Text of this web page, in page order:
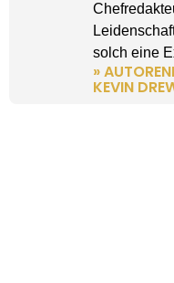
solch eine
»
KEVIN